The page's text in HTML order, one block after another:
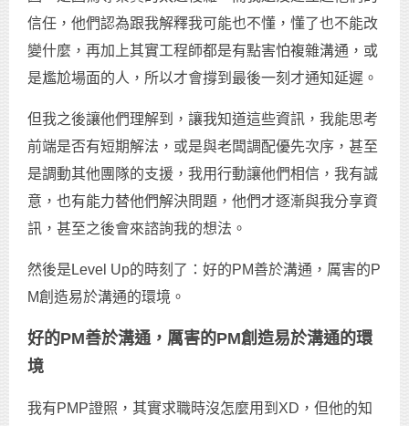
信任，他們認為跟我解釋我可能也不懂，懂了也不能改
變什麼，再加上其實工程師都是有點害怕複雜溝通，或
是尷尬場面的人，所以才會撐到最後一刻才通知延遲。
但我之後讓他們理解到，讓我知道這些資訊，我能思考
前端是否有短期解法，或是與老闆調配優先次序，甚至
是調動其他團隊的支援，我用行動讓他們相信，我有誠
意，也有能力替他們解決問題，他們才逐漸與我分享資
訊，甚至之後會來諮詢我的想法。
然後是Level Up的時刻了：好的PM善於溝通，厲害的P
M創造易於溝通的環境。
好的PM善於溝通，厲害的PM創造易於溝通的環
境
我有PMP證照，其實求職時沒怎麼用到XD，但他的知